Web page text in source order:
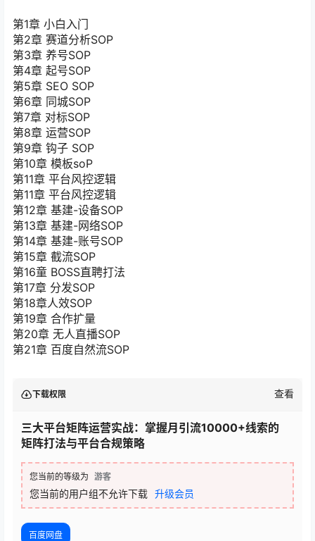
第1章 小白入门
第2章 赛道分析SOP
第3章 养号SOP
第4章 起号SOP
第5章 SEO SOP
第6章 同城SOP
第7章 对标SOP
第8章 运营SOP
第9章 钩子 SOP
第10章 模板soP
第11章 平台风控逻辑
第11章 平台风控逻辑
第12章 基建-设备SOP
第13章 基建-网络SOP
第14章 基建-账号SOP
第15章 截流SOP
第16童 BOSS直聘打法
第17章 分发SOP
第18章人效SOP
第19章 合作扩量
第20章 无人直播SOP
第21章 百度自然流SOP
下载权限 查看
三大平台矩阵运营实战：掌握月引流10000+线索的
矩阵打法与平台合规策略
您当前的等级为 游客
您当前的用户组不允许下载 升级会员
百度网盘